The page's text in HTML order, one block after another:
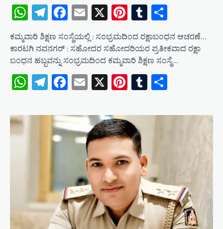
WhatsApp
Telegram
Facebook
Email
X Pinterest
Tumblr
ಕಮ್ಮವಾರಿ ಶಿಕ್ಷಣ ಸಂಸ್ಥೆಯಲ್ಲಿ : ಸಂಭ್ರಮದಿಂದ ರಕ್ಷಾಬಂಧನ ಆಚರಣೆ…
ಕಾರಟಗಿ ನವನಗರ್ : ಸಹೋದರ ಸಹೋದರಿಯರ ಪ್ರತೀಕವಾದ ರಕ್ಷಾ
ಬಂಧನ ಹಬ್ಬವನ್ನು ಸಂಭ್ರಮದಿಂದ ಕಮ್ಮವಾರಿ ಶಿಕ್ಷಣ ಸಂಸ್ಥೆ…
WhatsApp
Telegram
Facebook
Email
X Pinterest
Tumblr